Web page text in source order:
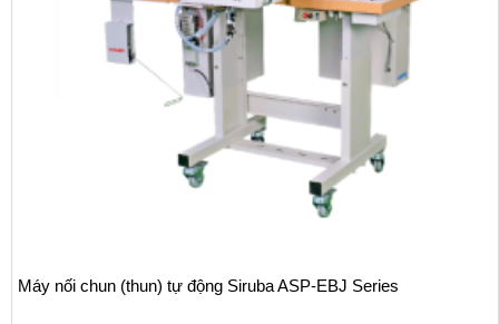
Máy nối chun (thun) tự động Siruba ASP-EBJ Series